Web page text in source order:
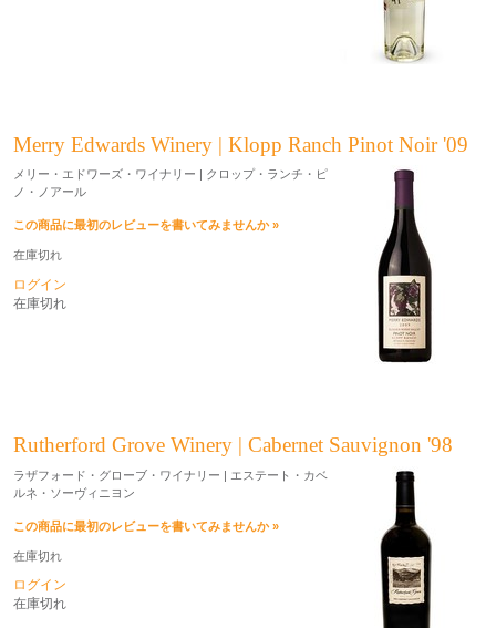
Merry Edwards Winery | Klopp Ranch Pinot Noir '09
メリー・エドワーズ・ワイナリー | クロップ・ランチ・ピ
ノ・ノアール
この商品に最初のレビューを書いてみませんか »
在庫切れ
ログイン
在庫切れ
Rutherford Grove Winery | Cabernet Sauvignon '98
ラザフォード・グローブ・ワイナリー | エステート・カベ
ルネ・ソーヴィニヨン
この商品に最初のレビューを書いてみませんか »
在庫切れ
ログイン
在庫切れ